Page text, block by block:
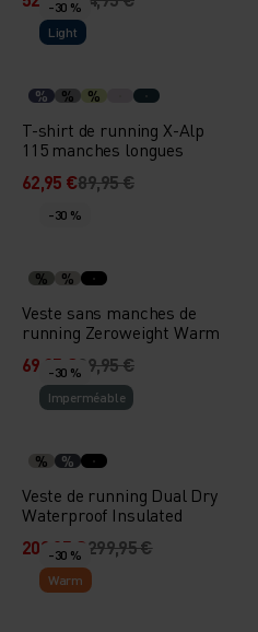
-30 %
Light
% % %
T-shirt de running X-Alp
115 manches longues
62,95 €89,95 €
-30 %
% %
Veste sans manches de
running Zeroweight Warm
69,95 €99,95 €
-30 %
Imperméable
% %
Veste de running Dual Dry
Waterproof Insulated
209,95 €299,95 €
-30 %
Warm